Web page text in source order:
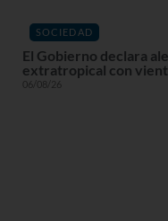
SOCIEDAD
El Gobierno declara
extratropical con
06/08/26